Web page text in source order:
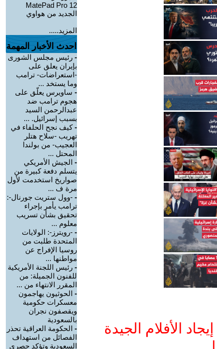
الأفلام الجيدة
MatePad Pro 12
الجديد من هواوي
المزيد.....
احدث الأخبار المهمة
- رئيس مجلس الشورى
بإيران يعلق على
-استعراضات- ترامب
وما يستخد ...
- ساويرس يعلّق على
هجوم ترامب ضد
عبدالرحمن السيد
بسبب إسرائيل. ...
-كيف نجح الحلفاء في
تهريب -سلاح هتلر
العجيب- من بولندا
المحتل ...
- الجيش الأمريكي
يتسلم دفعة كبيرة من
صواريخ استخدمت لأول
مرة ف ...
- -وول ستريت جورنال-:
ترامب يأمر بإجراء
تحقيق بشأن تسريب
معلوم ...
- -رويترز-: الولايات
المتحدة طلبت من
روسيا الإفراج عن
مواطنها ...
- رئيس اللجنة الأمريكية
للفنون الجميلة: من
المقرر الانتهاء من ...
- الحوثيون يهاجمون
معسكرات حكومية
ويقصفون نجران
بالسعودية
- الحكومة العراقية تحذر
الفصائل من استهداف
السعودية وتؤكد حصري